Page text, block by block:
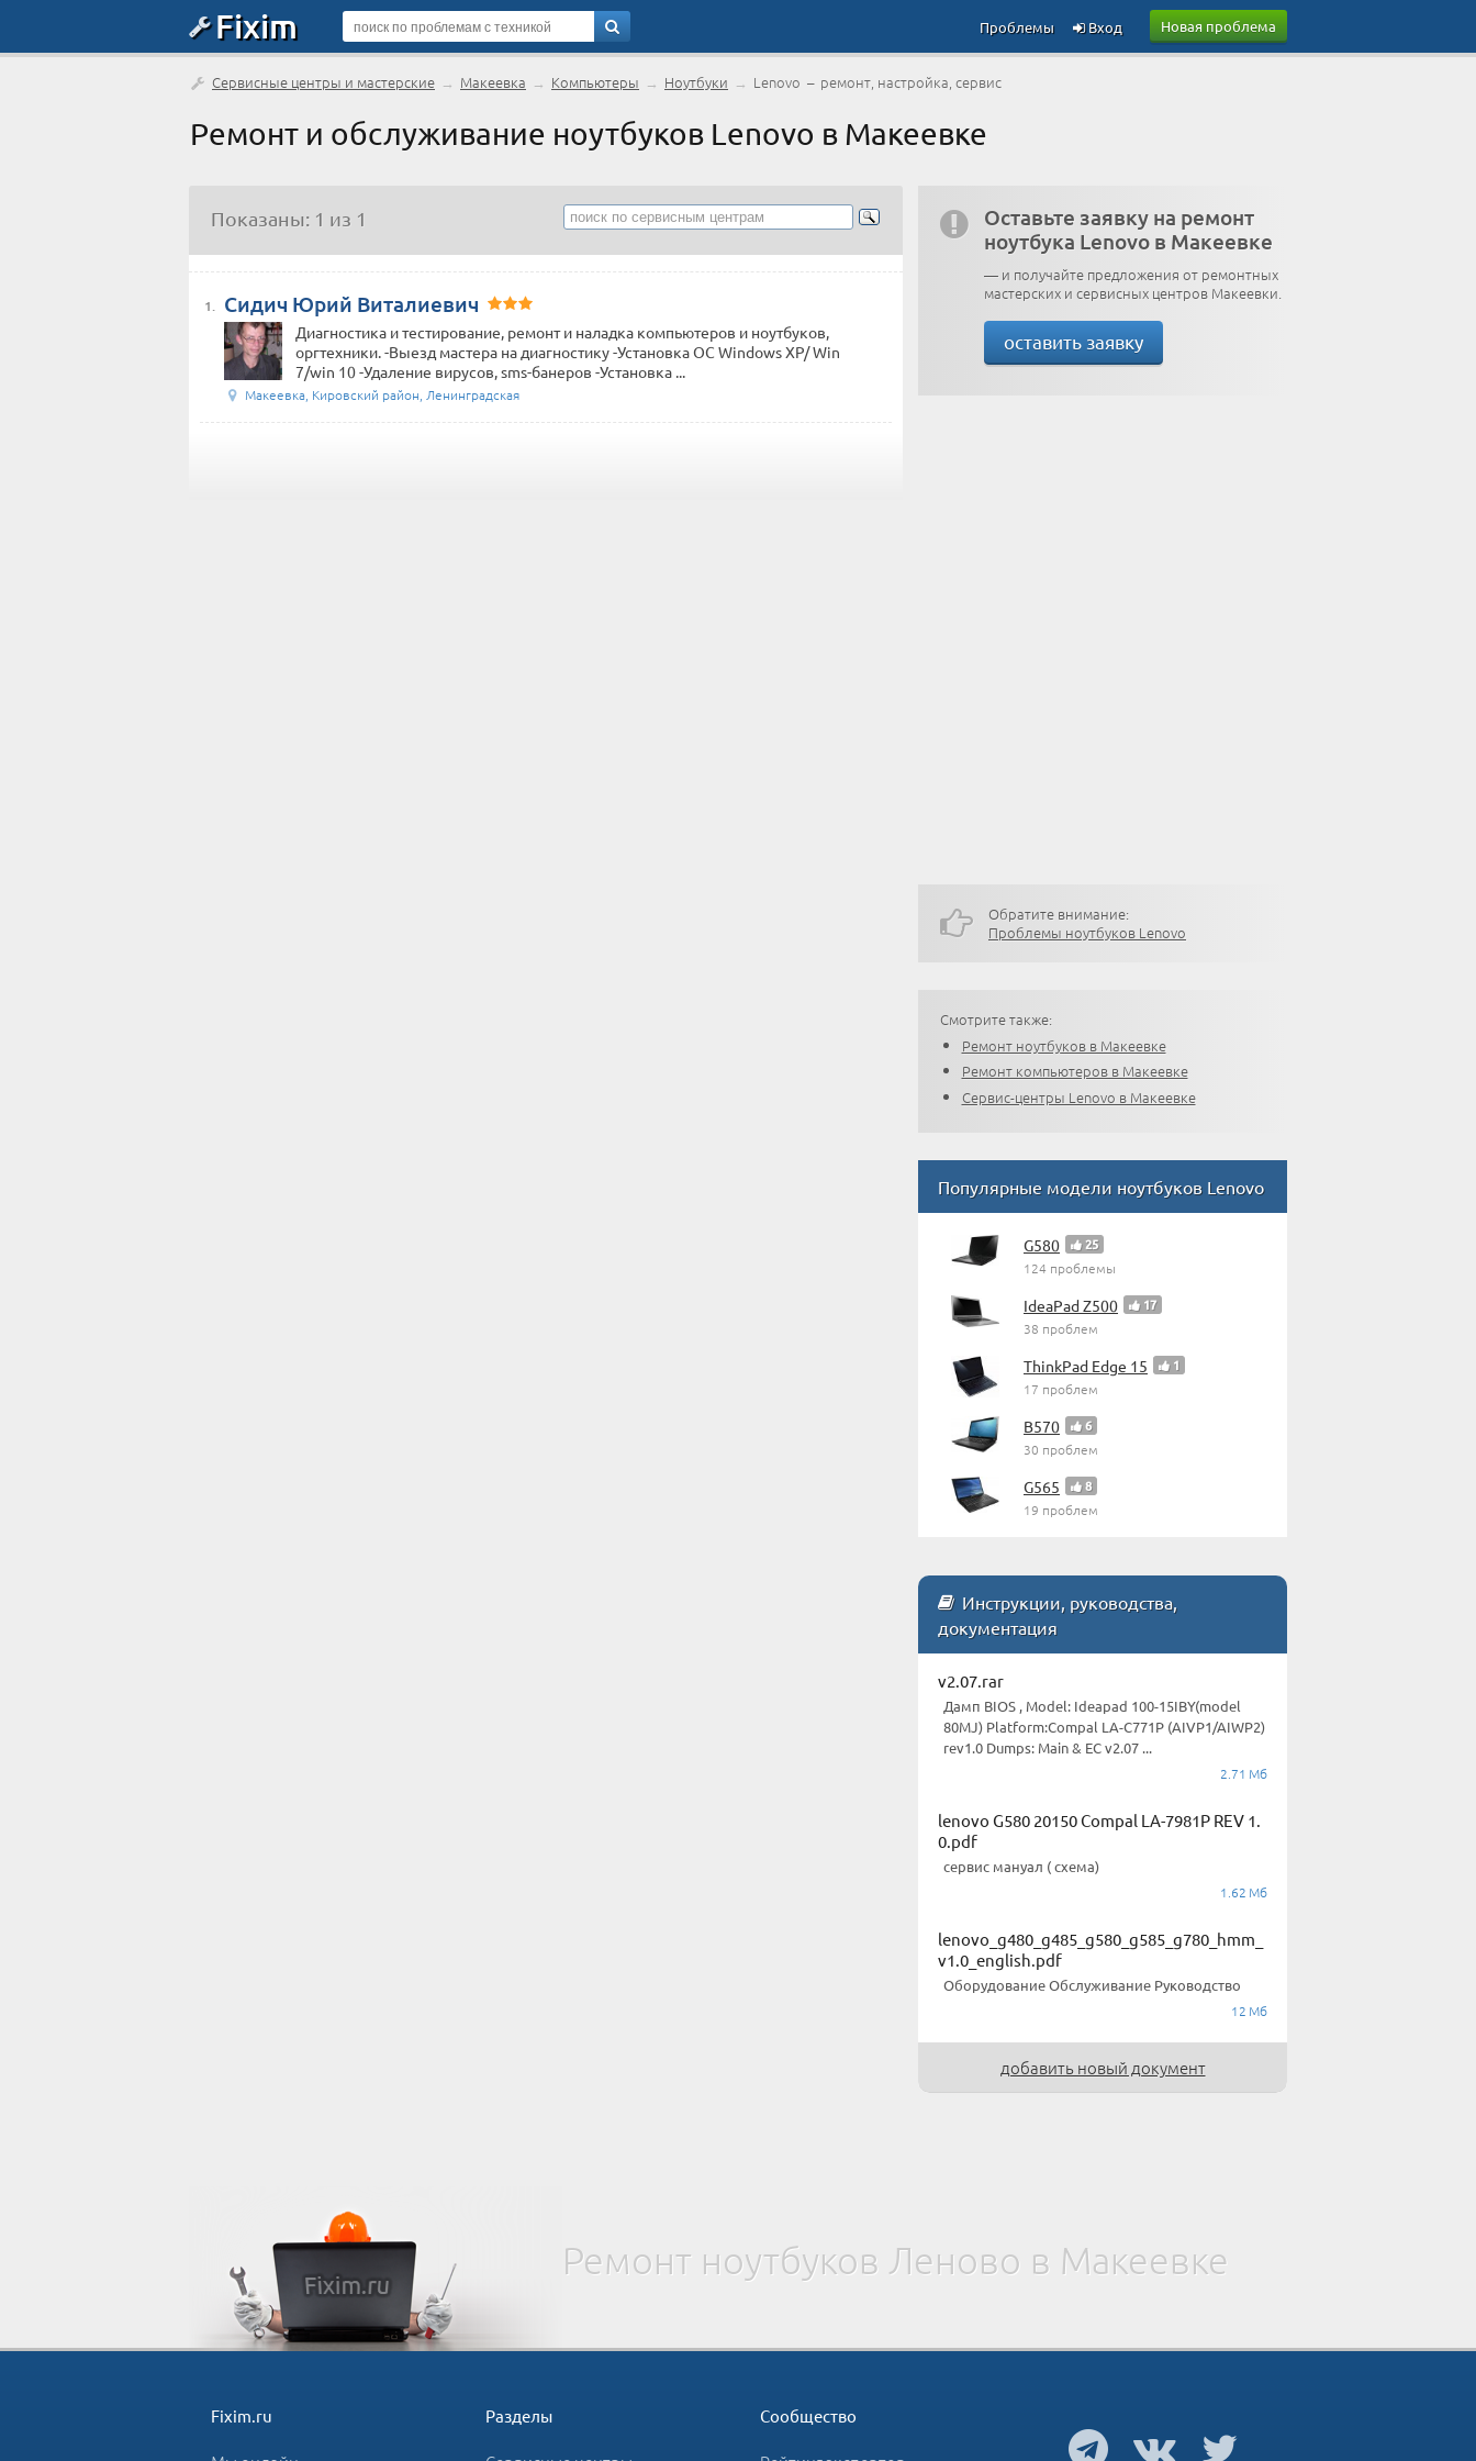
Fixim Новая проблема
Вход
Проблемы
Сервисные центры и мастерские → Макеевка → Компьютеры → Ноутбуки → Lenovo – ремонт, настройка, сервис
Ремонт и обслуживание ноутбуков Lenovo в Макеевке
Показаны: 1 из 1
1. Сидич Юрий Виталиевич
Диагностика и тестирование, ремонт и наладка компьютеров и ноутбуков,
оргтехники. -Выезд мастера на диагностику -Установка ОС Windows XP/ Win
7/win 10 -Удаление вирусов, sms-банеров -Установка ...
Макеевка, Кировский район, Ленинградская
Оставьте заявку на ремонт
ноутбука Lenovo в Макеевке
— и получайте предложения от ремонтных
мастерских и сервисных центров Макеевки.
оставить заявку
Обратите внимание:
Проблемы ноутбуков Lenovo
Смотрите также:
Ремонт ноутбуков в Макеевке
Ремонт компьютеров в Макеевке
Сервис-центры Lenovo в Макеевке
Популярные модели ноутбуков Lenovo
G580 25
124 проблемы
IdeaPad Z500 17
38 проблем
ThinkPad Edge 15 1
17 проблем
B570 6
30 проблем
G565 8
19 проблем
Инструкции, руководства,
документация
v2.07.rar
Дамп BIOS , Model: Ideapad 100-15IBY(model
80MJ) Platform:Compal LA-C771P (AIVP1/AIWP2)
rev1.0 Dumps: Main & EC v2.07 ...
2.71 Мб
lenovo G580 20150 Compal LA-7981P REV 1.
0.pdf
сервис мануал ( схема)
1.62 Мб
lenovo_g480_g485_g580_g585_g780_hmm_
v1.0_english.pdf
Оборудование Обслуживание Руководство
12 Мб
добавить новый документ
Ремонт ноутбуков Леново в Макеевке
Fixim.ru Разделы Сообщество